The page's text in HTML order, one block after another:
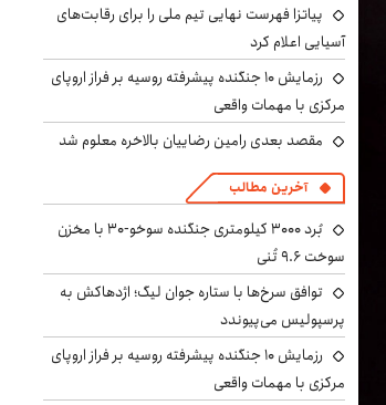
پیاتزا فهرست نهایی تیم ملی را برای رقابت‌های
آسیایی اعلام کرد
رزمایش ۱۰ جنگنده پیشرفته روسیه بر فراز اروپای
مرکزی با مهمات واقعی
مقصد بعدی رامین رضاییان بالاخره معلوم شد
آخرین مطالب
بُرد ۳۰۰۰ کیلومتری جنگنده سوخو-۳۰ با مخزن
سوخت ۹.۶ تُنی
توافق سرخ‌ها با ستاره جوان لیگ؛ اژدهاکش به
پرسپولیس می‌پیوندد
رزمایش ۱۰ جنگنده پیشرفته روسیه بر فراز اروپای
مرکزی با مهمات واقعی